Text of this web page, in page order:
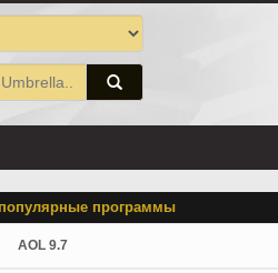
программы
AOL 9.7